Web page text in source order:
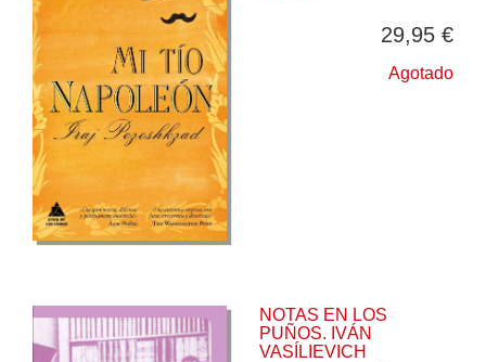
29,95 €
Agotado
NOTAS EN LOS
PUÑOS. IVÁN
VASÍLIEVICH